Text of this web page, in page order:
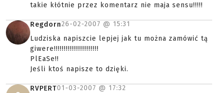
takie kłótnie przez komentarz nie maja sensu!!!!!
Regdorn26-02-2007 @ 15:31
Ludziska napiszcie lepjej jak tu można zamówić tą
giwere!!!!!!!!!!!!!!!!!!!!!!!
PlEaSe!!
Jeśli ktoś napisze to dzięki.
RVPERT01-03-2007 @ 17:32